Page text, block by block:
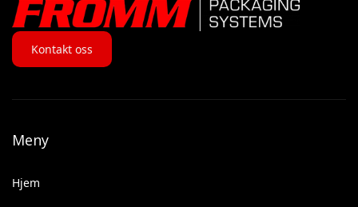
Kontakt oss
Meny
Hjem